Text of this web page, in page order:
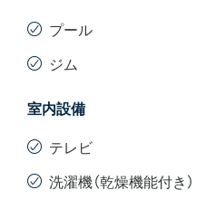
プール
ジム
室内設備
テレビ
洗濯機（乾燥機能付き）